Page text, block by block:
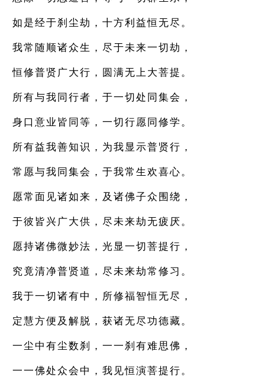
如是经于刹尘劫，十方利益恒无尽。
我常随顺诸众生，尽于未来一切劫，
恒修普贤广大行，圆满无上大菩提。
所有与我同行者，于一切处同集会，
身口意业皆同等，一切行愿同修学。
所有益我善知识，为我显示普贤行，
常愿与我同集会，于我常生欢喜心。
愿常面见诸如来，及诸佛子众围绕，
于彼皆兴广大供，尽未来劫无疲厌。
愿持诸佛微妙法，光显一切菩提行，
究竟清净普贤道，尽未来劫常修习。
我于一切诸有中，所修福智恒无尽，
定慧方便及解脱，获诸无尽功德藏。
一尘中有尘数刹，一一刹有难思佛，
一一佛处众会中，我见恒演菩提行。